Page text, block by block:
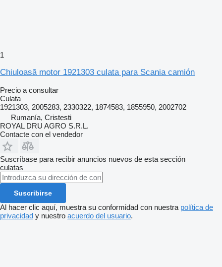
1
Chiuloasă motor 1921303 culata para Scania camión
Precio a consultar
Culata
1921303, 2005283, 2330322, 1874583, 1855950, 2002702
Rumanía, Cristesti
ROYAL DRU AGRO S.R.L.
Contacte con el vendedor
Suscríbase para recibir anuncios nuevos de esta sección
culatas
Suscribirse
Al hacer clic aquí, muestra su conformidad con nuestra política de
privacidad y nuestro acuerdo del usuario.